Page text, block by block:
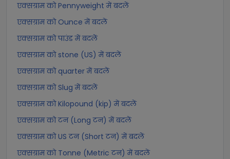
एक्सग्राम को Pennyweight में बदलें
एक्सग्राम को Ounce में बदलें
एक्सग्राम को पाउंड में बदलें
एक्सग्राम को stone (US) में बदलें
एक्सग्राम को quarter में बदलें
एक्सग्राम को Slug में बदलें
एक्सग्राम को Kilopound (kip) में बदलें
एक्सग्राम को टन (Long टन) में बदलें
एक्सग्राम को US टन (Short टन) में बदलें
एक्सग्राम को Tonne (Metric टन) में बदलें